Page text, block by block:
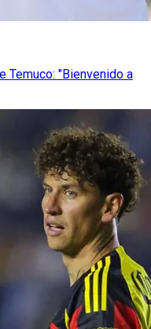
Temuco: "Bienvenido a